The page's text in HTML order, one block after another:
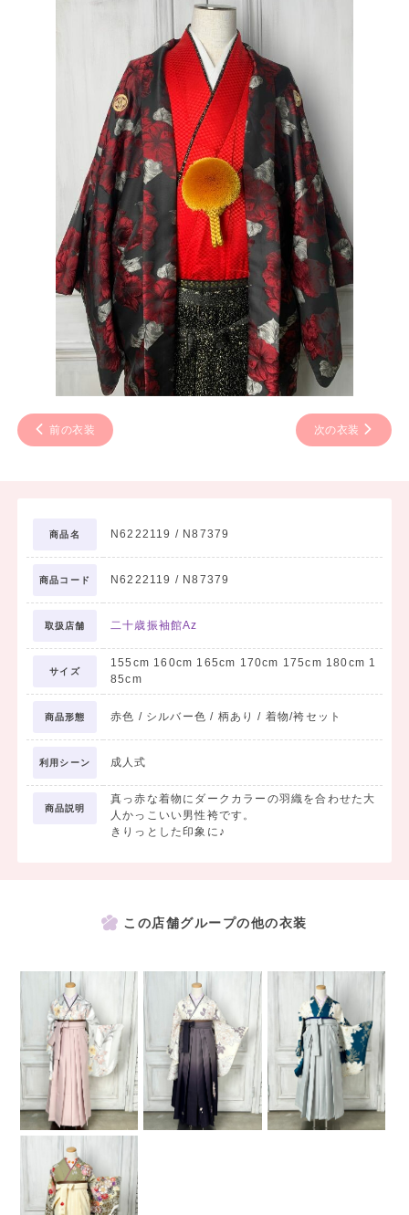
前の衣装 次の衣装
商品名 N6222119 / N87379
商品コード N6222119 / N87379
取扱店舗 二十歳振袖館Az
サイズ
155cm 160cm 165cm 170cm 175cm 180cm 1
85cm
商品形態 赤色 / シルバー色 / 柄あり / 着物/袴セット
利用シーン 成人式
商品説明
真っ赤な着物にダークカラーの羽織を合わせた大
人かっこいい男性袴です。
きりっとした印象に♪
この店舗グループの他の衣装